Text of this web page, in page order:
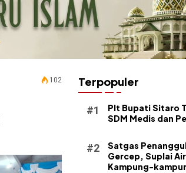
102 Terpopuler
​Plt Bupati Sitaro
SDM Medis dan
Satgas
Gercep, Suplai
Kampung-